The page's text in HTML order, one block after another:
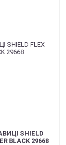
SHIELD
BLACK 29668